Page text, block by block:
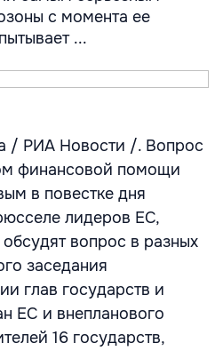
с момента ее
...
/ РИА Новости /. Вопрос
финансовой помощи
в повестке дня
лидеров ЕС,
вопрос в разных
заседания
глав государств и
ЕС и внепланового
16 государств,